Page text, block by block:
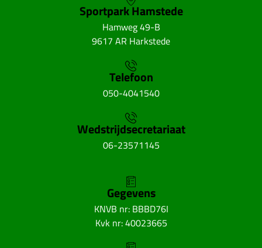
Sportpark Hamstede
Hamweg 49-B
9617 AR Harkstede
Telefoon
050-4041540
Wedstrijdsecretariaat
06-23571145
Gegevens
KNVB nr: BBBD76I
Kvk nr: 40023665